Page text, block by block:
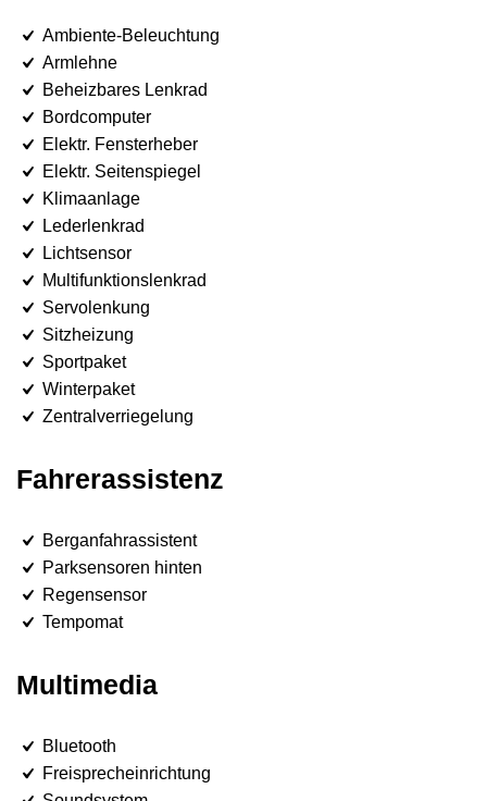
Ambiente-Beleuchtung
Armlehne
Beheizbares Lenkrad
Bordcomputer
Elektr. Fensterheber
Elektr. Seitenspiegel
Klimaanlage
Lederlenkrad
Lichtsensor
Multifunktionslenkrad
Servolenkung
Sitzheizung
Sportpaket
Winterpaket
Zentralverriegelung
Fahrerassistenz
Berganfahrassistent
Parksensoren hinten
Regensensor
Tempomat
Multimedia
Bluetooth
Freisprecheinrichtung